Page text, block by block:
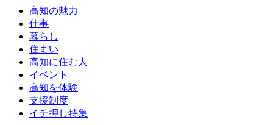
高知の魅力
仕事
暮らし
住まい
高知に住む人
イベント
高知を体験
支援制度
イチ押し特集